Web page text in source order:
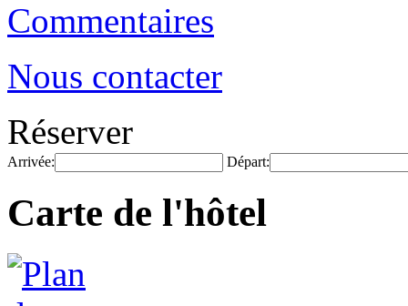
Commentaires
Nous contacter
Réserver
Arrivée: Départ:
Carte de l'hôtel